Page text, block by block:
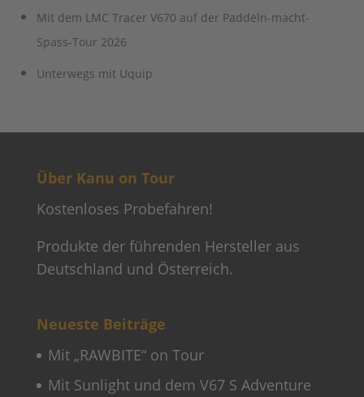
Mit dem LMC Tracer V670 auf der Paddeln-macht-
Spass-Tour 2026
Unterwegs mit Uquip
Über Kanu on Tour
Kostenloses Probefahren!
Produkte der führenden Hersteller aus
Deutschland und Österreich.
Neueste Beiträge
Mit „RAWBITE“ on Tour
Mit Sunlight und dem V67 S Adventure